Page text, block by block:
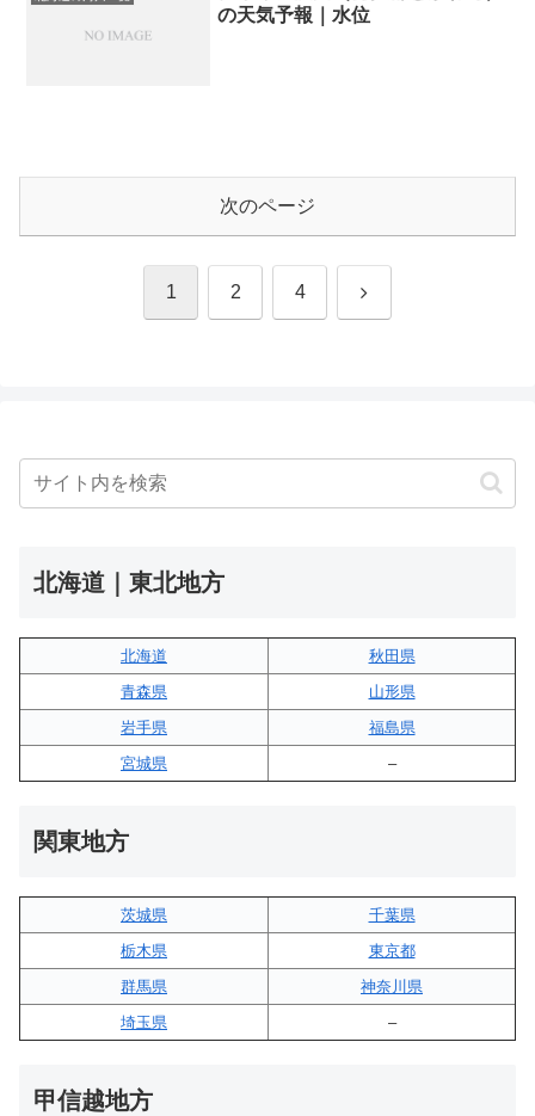
の天気予報｜水位
次のページ
1 2 4 次
北海道｜東北地方
北海道
秋田県
青森県
山形県
岩手県
福島県
宮城県
–
関東地方
茨城県
千葉県
栃木県
東京都
群馬県
神奈川県
埼玉県
–
甲信越地方